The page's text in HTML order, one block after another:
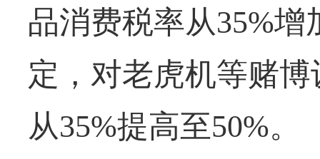
品消费税率从35%
定，对老虎机等赌
从35%提高至50%。